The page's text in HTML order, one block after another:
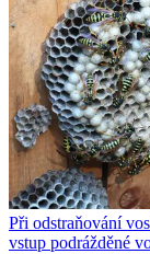
Při odstraňování
vstup podrážděné